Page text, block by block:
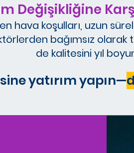
Değişikliğine
koşulları, uzun
bağımsız
de kalitesini yıl
yatırım yapın—